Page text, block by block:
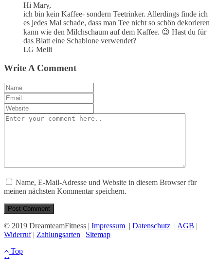
Hi Mary,
ich bin kein Kaffee- sondern Teetrinker. Allerdings finde ich
es jedes Mal schade, dass man Tee nicht so schön dekorieren
kann wie den Milchschaum auf dem Kaffee. 😉 Hast du für
das Blatt eine Schablone verwendet?
LG Melli
Write A Comment
Name, E-Mail-Adresse und Website in diesem Browser für
meinen nächsten Kommentar speichern.
© 2019 DreamteamFitness | Impressum | Datenschutz | AGB |
Widerruf| Zahlungsarten | Sitemap
Top